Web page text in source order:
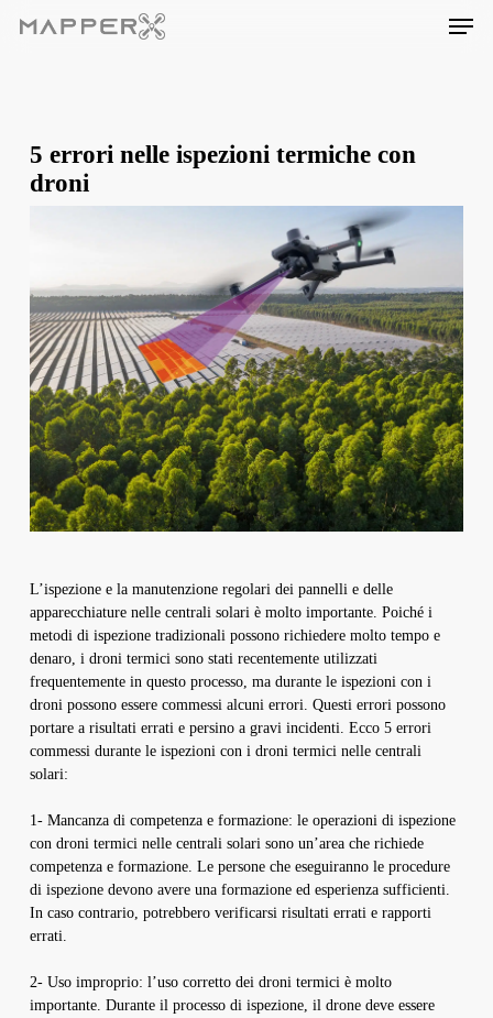
Menu
5 errori nelle ispezioni termiche con
droni
L’ispezione e la manutenzione regolari dei pannelli e delle
apparecchiature nelle centrali solari è molto importante. Poiché i
metodi di ispezione tradizionali possono richiedere molto tempo e
denaro, i droni termici sono stati recentemente utilizzati
frequentemente in questo processo, ma durante le ispezioni con i
droni possono essere commessi alcuni errori. Questi errori possono
portare a risultati errati e persino a gravi incidenti. Ecco 5 errori
commessi durante le ispezioni con i droni termici nelle centrali
solari:
1- Mancanza di competenza e formazione: le operazioni di ispezione
con droni termici nelle centrali solari sono un’area che richiede
competenza e formazione. Le persone che eseguiranno le procedure
di ispezione devono avere una formazione ed esperienza sufficienti.
In caso contrario, potrebbero verificarsi risultati errati e rapporti
errati.
2- Uso improprio: l’uso corretto dei droni termici è molto
importante. Durante il processo di ispezione, il drone deve essere